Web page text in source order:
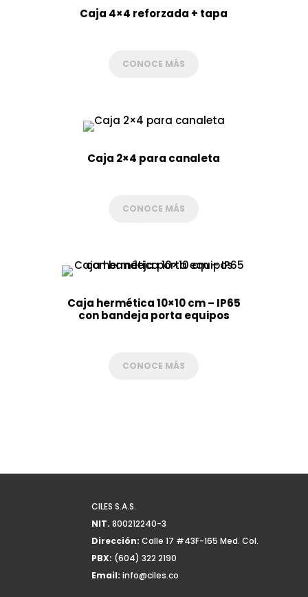
Caja 4×4 reforzada + tapa
CONOCE MÁS
Caja 2×4 para canaleta
CONOCE MÁS
Caja hermética 10×10 cm – IP65
con bandeja porta equipos
CONOCE MÁS
CILES S.A.S.
NIT. 800212240-3
Dirección: Calle 17 #43F-165 Med. Col.
PBX: (604) 322 2190
Email: info@ciles.co